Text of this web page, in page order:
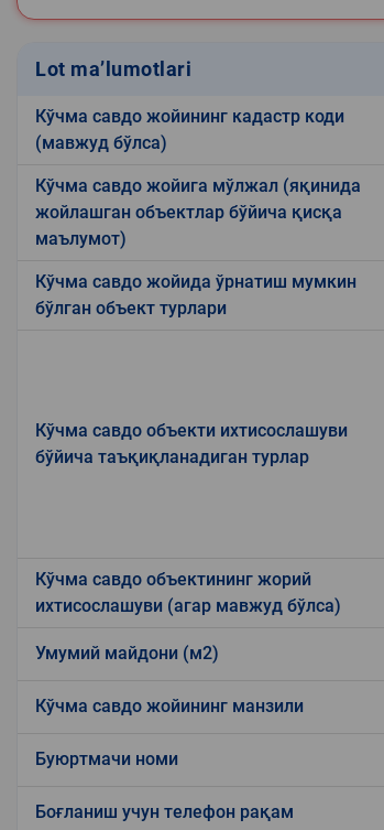
Lot ma’lumotlari
Кўчма савдо жойининг кадастр коди
(мавжуд бўлса)
Кўчма савдо жойига мўлжал (яқинида
жойлашган объектлар бўйича қисқа
маълумот)
Кўчма савдо жойида ўрнатиш мумкин
бўлган объект турлари
Кўчма савдо объекти ихтисослашуви
бўйича таъқиқланадиган турлар
Кўчма савдо объектининг жорий
ихтисослашуви (агар мавжуд бўлса)
Умумий майдони (м2)
Кўчма савдо жойининг манзили
Буюртмачи номи
Боғланиш учун телефон рақам